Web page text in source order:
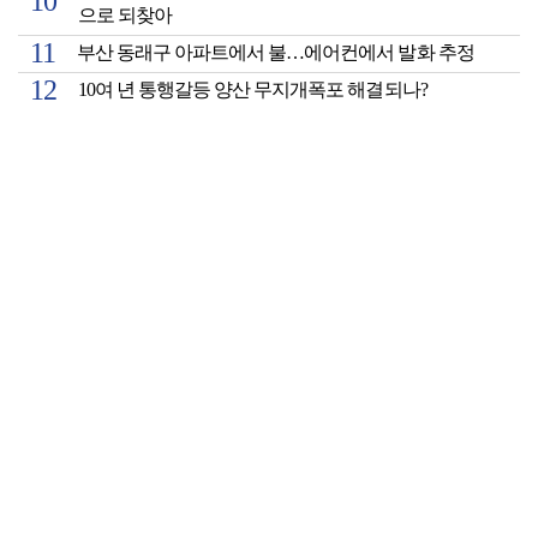
으로 되찾아
부산 동래구 아파트에서 불…에어컨에서 발화 추정
10여 년 통행갈등 양산 무지개폭포 해결되나?